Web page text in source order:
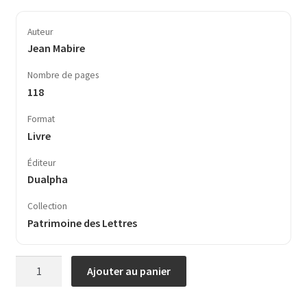
Auteur
Jean Mabire
Nombre de pages
118
Format
Livre
Éditeur
Dualpha
Collection
Patrimoine des Lettres
Ajouter au panier